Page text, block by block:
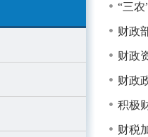
“三
财政
财政
财政
积极
财税